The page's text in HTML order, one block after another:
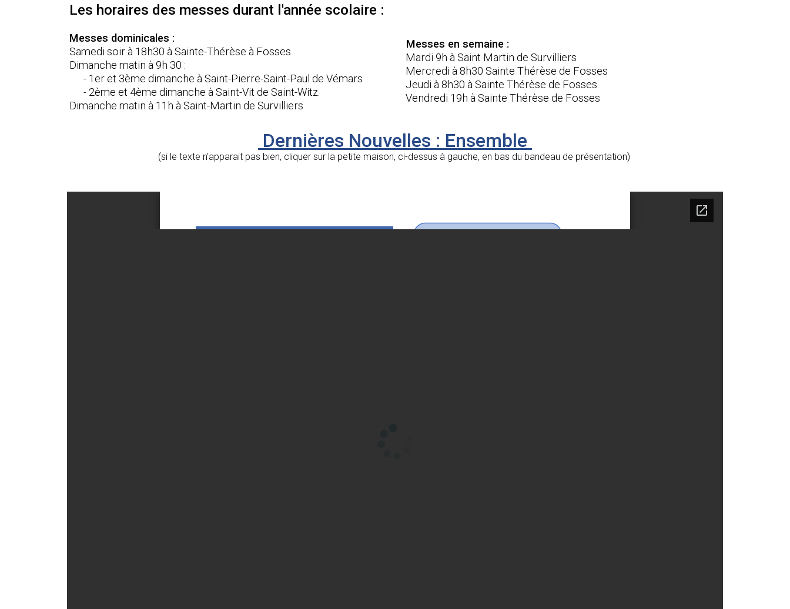
Les horaires des messes durant l'année scolaire :
Messes dominicales :
Samedi soir à 18h30 à Sainte-Thérèse à Fosses
Dimanche matin à 9h 30 :
- 1er et 3ème dimanche à Saint-Pierre-Saint-Paul de Vémars
- 2ème et 4ème dimanche à Saint-Vit de Saint-Witz.
Dimanche matin à 11h à Saint-Martin de Survilliers
Messes en semaine :
Mardi 9h à Saint Martin de Survilliers
Mercredi à 8h30 Sainte Thérèse de Fosses
Jeudi à 8h30 à Sainte Thérèse de Fosses.
Vendredi 19h à Sainte Thérèse de Fosses
Dernières Nouvelles : Ensemble
(si le texte n'apparait pas bien, cliquer sur la petite maison, ci-dessus à gauche, en bas du bandeau de présentation)